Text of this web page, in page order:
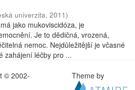
univerzita, 2011)
jako mukoviscidóza, je
Je to dědičná, vrozená,
nemoc. Nejdůležitější je včasné
zahájení léčby pro ...
© 2002-
Theme by